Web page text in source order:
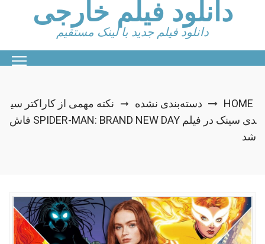
دانلود فیلم خارجی
دانلود فیلم جدید با لینک مستقیم
HOME دسته‌بندی نشده ➞ نکته مهمی از کاراکتر سی
دی سینک در فیلم SPIDER-MAN: BRAND NEW DAY فاش
شد